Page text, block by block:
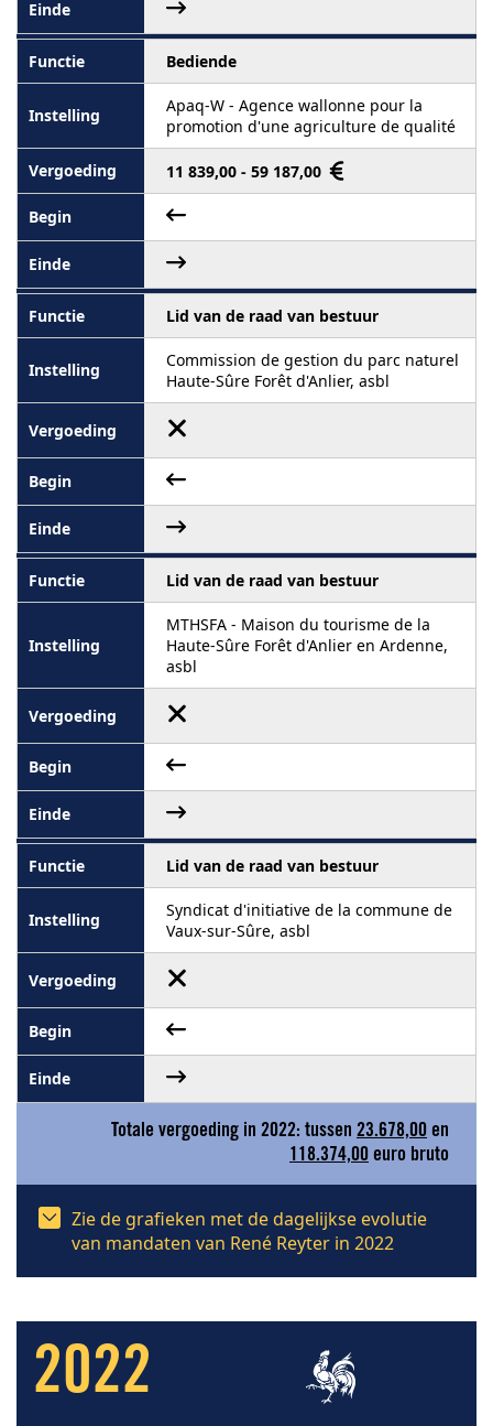
Bediende
Apaq-W - Agence wallonne pour la
promotion d'une agriculture de qualité
11 839,00 - 59 187,00
Lid van de raad van bestuur
Commission de gestion du parc naturel
Haute-Sûre Forêt d'Anlier, asbl
Lid van de raad van bestuur
MTHSFA - Maison du tourisme de la
Haute-Sûre Forêt d'Anlier en Ardenne,
asbl
Lid van de raad van bestuur
Syndicat d'initiative de la commune de
Vaux-sur-Sûre, asbl
Totale vergoeding in 2022: tussen 23.678,00 en
118.374,00 euro bruto
Zie de grafieken met de dagelijkse evolutie
van mandaten van René Reyter in 2022
2022